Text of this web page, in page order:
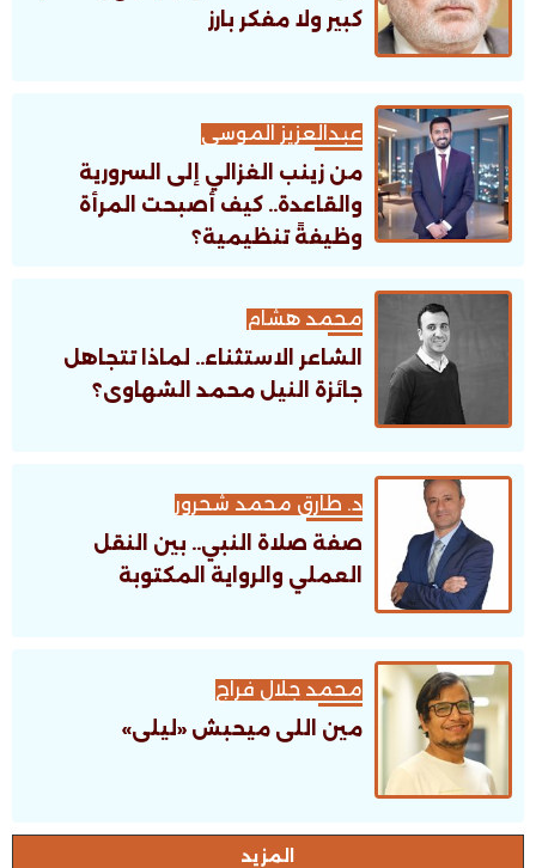
كبير ولا مفكر بارز
عبدالعزيز الموسى
من زينب الغزالي إلى السرورية
والقاعدة.. كيف أصبحت المرأة
وظيفةً تنظيمية؟
محمد هشام
الشاعر الاستثناء.. لماذا تتجاهل
جائزة النيل محمد الشهاوى؟
د. طارق محمد شحرور
صفة صلاة النبي.. بين النقل
العملي والرواية المكتوبة
محمد جلال فراج
مين اللى ميحبش «ليلى»
اﻟﻤﺰﻳﺪ